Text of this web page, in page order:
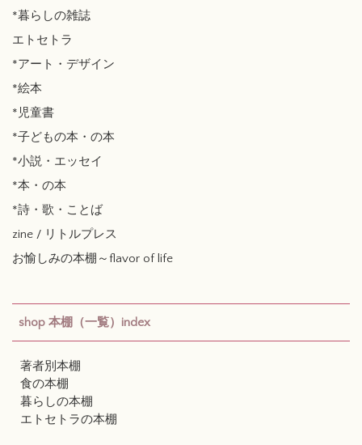
*暮らしの雑誌
エトセトラ
*アート・デザイン
*絵本
*児童書
*子どもの本・の本
*小説・エッセイ
*本・の本
*詩・歌・ことば
zine / リトルプレス
お愉しみの本棚～flavor of life
shop 本棚（一覧）index
著者別本棚
食の本棚
暮らしの本棚
エトセトラの本棚